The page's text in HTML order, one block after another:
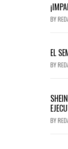
BY
EL
BY
BY